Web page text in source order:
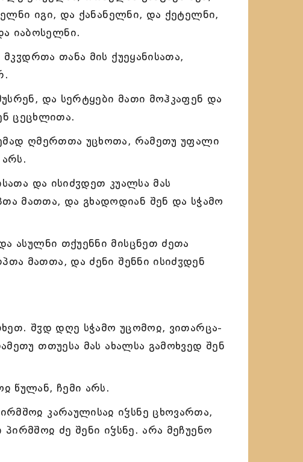
იგი, და ქანანელნი, და ქეტელნი,
იაბოსელნი.
თანა მის ქუეყანისათა,
და სერტყები მათი მოჰკაფენ და
ცეცხლითა.
ღმერთთა უცხოთა, რამეთუ უფალი
და ისიძჳდეთ კუალსა მას
მათთა, და გხადოდიან შენ და სჭამო
ასულნი თქუენნი მისცნეთ ძეთა
მათთა, და ძენი შენნი ისიძჳდენ
შჳდ დღე სჭამო უცომოჲ, ვითარცა-
თთუესა მას ახალსა გამოხვედ შენ
წულან, ჩემი არს.
კარაულისაჲ იჴსნე ცხოვართა,
ძე შენი იჴსნე. არა მეჩუენო